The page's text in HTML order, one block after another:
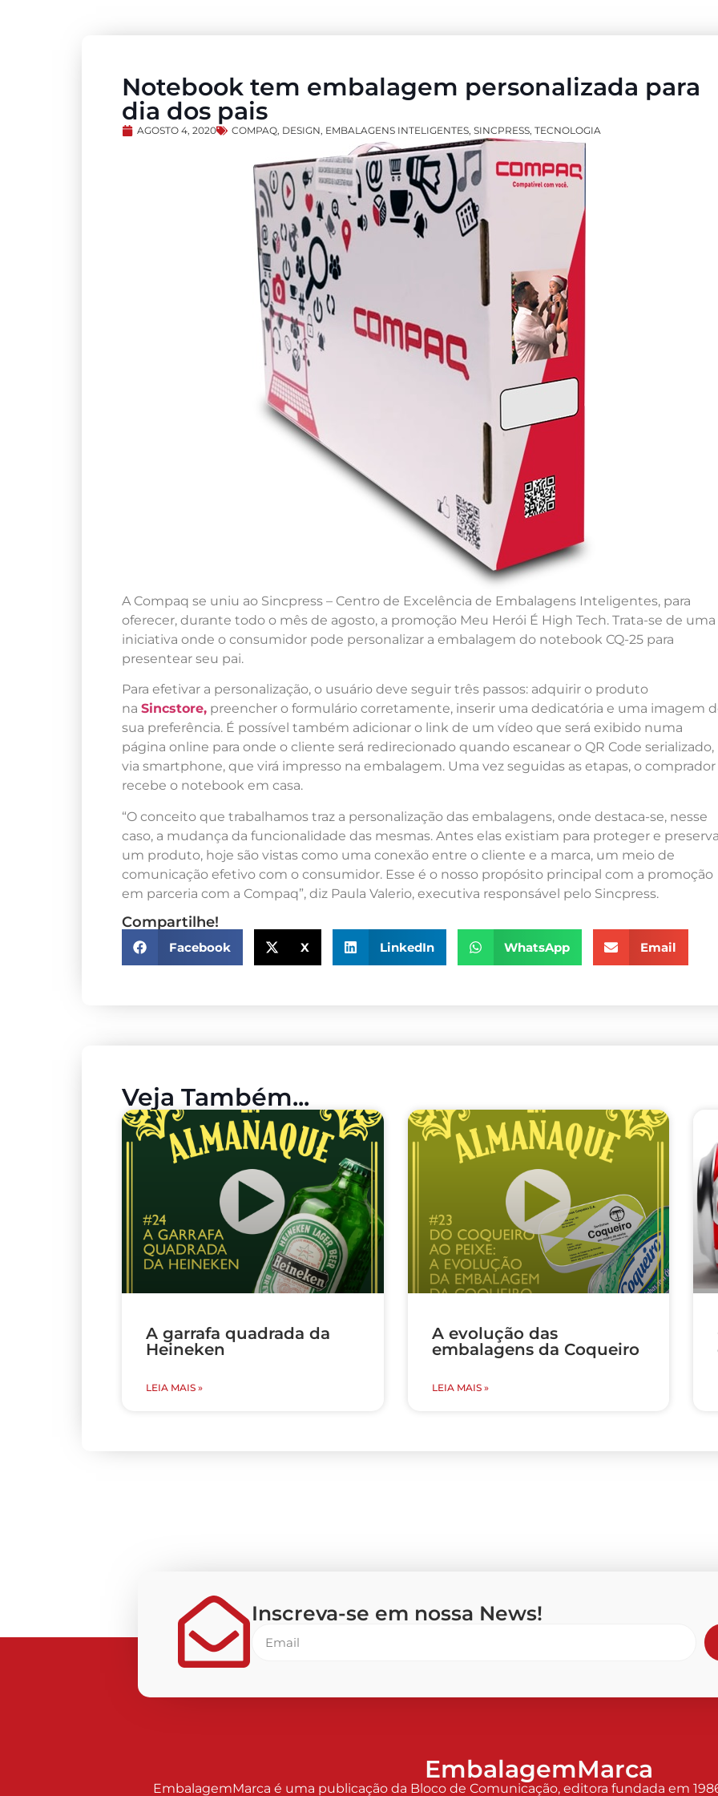
Notebook tem embalagem personalizada para
dia dos pais
AGOSTO 4, 2020 COMPAQ, DESIGN, EMBALAGENS INTELIGENTES, SINCPRESS, TECNOLOGIA
A Compaq se uniu ao Sincpress – Centro de Excelência de Embalagens Inteligentes, para
oferecer, durante todo o mês de agosto, a promoção Meu Herói É High Tech. Trata-se de uma
iniciativa onde o consumidor pode personalizar a embalagem do notebook CQ-25 para
presentear seu pai.
Para efetivar a personalização, o usuário deve seguir três passos: adquirir o produto
na Sincstore, preencher o formulário corretamente, inserir uma dedicatória e uma imagem
sua preferência. É possível também adicionar o link de um vídeo que será exibido numa
página online para onde o cliente será redirecionado quando escanear o QR Code serializado,
via smartphone, que virá impresso na embalagem. Uma vez seguidas as etapas, o comprador
recebe o notebook em casa.
“O conceito que trabalhamos traz a personalização das embalagens, onde destaca-se, nesse
caso, a mudança da funcionalidade das mesmas. Antes elas existiam para proteger e
um produto, hoje são vistas como uma conexão entre o cliente e a marca, um meio de
comunicação efetivo com o consumidor. Esse é o nosso propósito principal com a promoção
em parceria com a Compaq”, diz Paula Valerio, executiva responsável pelo Sincpress.
Compartilhe!
Facebook X LinkedIn WhatsApp Email
Veja Também...
A garrafa quadrada da
Heineken
LEIA MAIS »
A evolução das
embalagens da Coqueiro
LEIA MAIS »
Inscreva-se em nossa News!
EmbalagemMarca
EmbalagemMarca é uma publicação da Bloco de Comunicação, editora fundada em